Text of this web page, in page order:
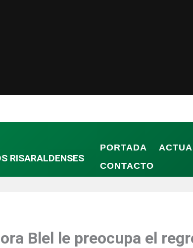
RISARALDENSES
PORTADA
CONTACTO
Blel le preocupa el